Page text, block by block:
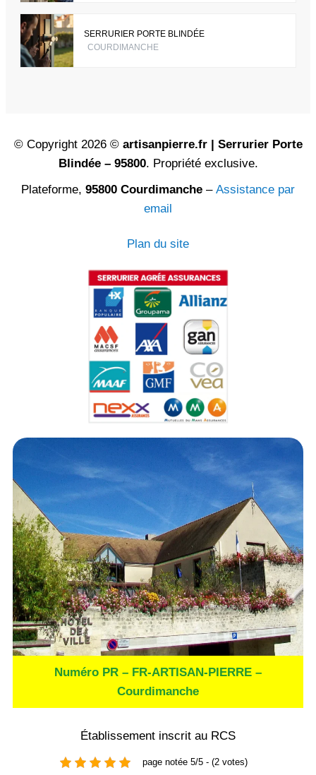
SERRURIER PORTE BLINDÉE
COURDIMANCHE
© Copyright 2026 © artisanpierre.fr | Serrurier Porte
Blindée – 95800. Propriété exclusive.
Plateforme, 95800 Courdimanche – Assistance par
email
Plan du site
Numéro PR – FR-ARTISAN-PIERRE –
Courdimanche
Établissement inscrit au RCS
page notée 5/5 - (2 votes)